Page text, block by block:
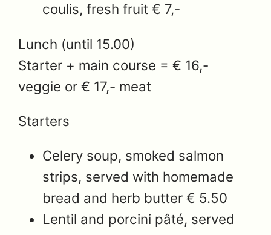
coulis, fresh fruit € 7,-
Lunch (until 15.00)
Starter + main course = € 16,-
veggie or € 17,- meat
Starters
Celery soup, smoked salmon
strips, served with homemade
bread and herb butter € 5.50
Lentil and porcini pâté, served